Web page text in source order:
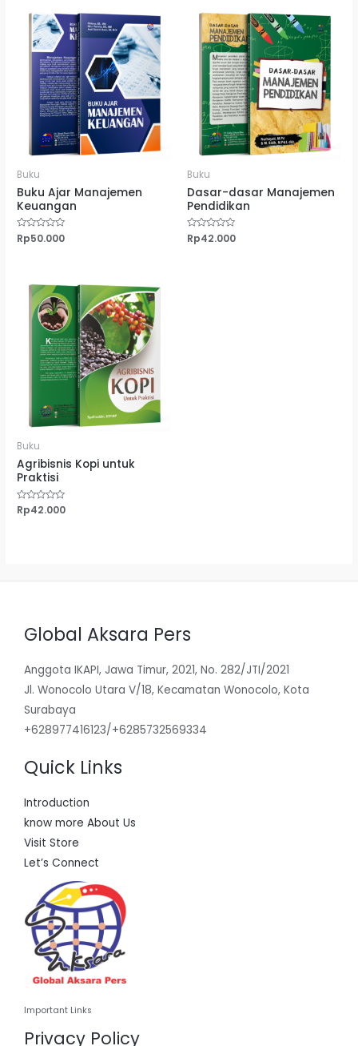
Buku
Buku Ajar Manajemen
Keuangan
Dinilai
0
Rp50.000
Buku
Dasar-dasar Manajemen
Pendidikan
Dinilai
0
Rp42.000
Buku
Agribisnis Kopi untuk
Praktisi
Dinilai
Rp42.000
Global Aksara Pers
Anggota IKAPI, Jawa Timur, 2021, No. 282/JTI/2021
Jl. Wonocolo Utara V/18, Kecamatan Wonocolo, Kota
Surabaya
+628977416123/+6285732569334
Quick Links
Introduction
know more About Us
Visit Store
Let’s Connect
Important Links
Privacy Policy